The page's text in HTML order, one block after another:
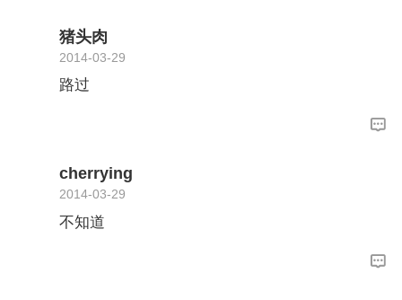
猪头肉
2014-03-29
路过
cherrying
2014-03-29
不知道